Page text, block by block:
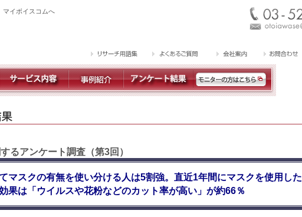
マイボイスコムへ
るアンケート調査（第3回）
マスクの有無を使い分ける人は5割強。直近1年間にマスクを使用した
果は「ウイルスや花粉などのカット率が高い」が約66％